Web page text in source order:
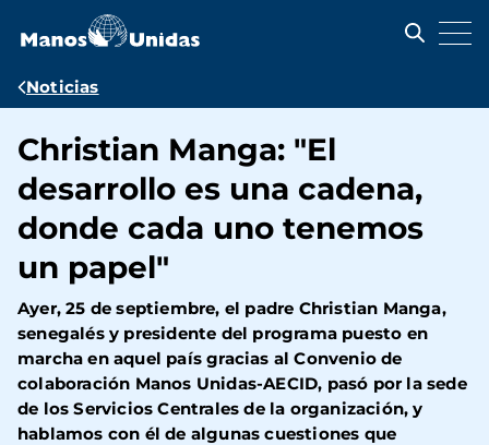
contenido
Ruta
navegación
Noticias
Christian Manga: "El
desarrollo es una cadena,
donde cada uno tenemos
un papel"
Ayer, 25 de septiembre, el padre Christian Manga,
senegalés y presidente del programa puesto en
marcha en aquel país gracias al Convenio de
colaboración Manos Unidas-AECID, pasó por la sede
de los Servicios Centrales de la organización, y
hablamos con él de algunas cuestiones que